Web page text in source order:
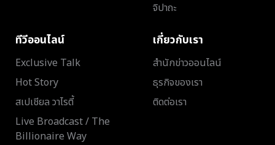
จิปาถะ
ทีวีออนไลน์
Exclusive Talk
Hot Story
สเปเชียล วาไรตี้
Live Broadcast / The
Billionaire Way
เกี่ยวกับเรา
สำนักข่าวออนไลน์
ธุรกิจของเรา
ติดต่อเรา